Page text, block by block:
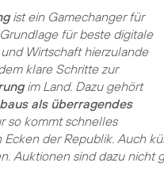
ist ein Gamechanger für
für beste digitale
Wirtschaft hierzulande
klare Schritte zur
im Land. Dazu gehört
als überragendes
so kommt schnelles
der Republik. Auch
Auktionen sind dazu